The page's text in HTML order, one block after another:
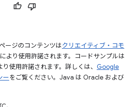
ージのコンテンツはクリエイティブ・コモ
により使用許諾されます。コードサンプルは
り使用許諾されます。詳しくは、 Google
ーをご覧ください。Java は Oracle および